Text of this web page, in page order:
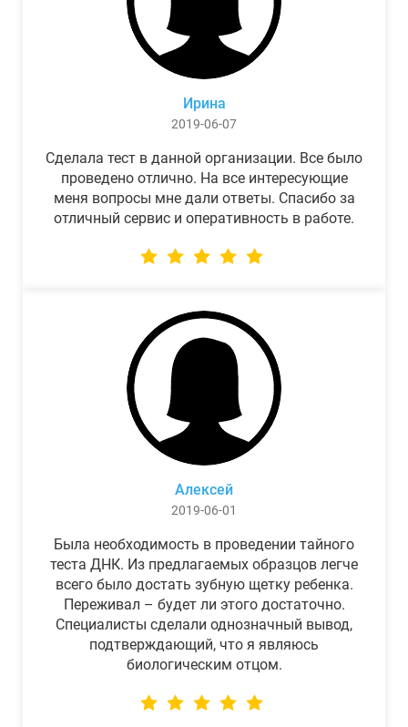
Ирина
2019-06-07
Сделала тест в данной организации. Все было
проведено отлично. На все интересующие
меня вопросы мне дали ответы. Спасибо за
отличный сервис и оперативность в работе.
Алексей
2019-06-01
Была необходимость в проведении тайного
теста ДНК. Из предлагаемых образцов легче
всего было достать зубную щетку ребенка.
Переживал – будет ли этого достаточно.
Специалисты сделали однозначный вывод,
подтверждающий, что я являюсь
биологическим отцом.